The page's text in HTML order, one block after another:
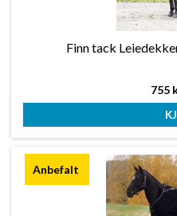
Finn tack
755